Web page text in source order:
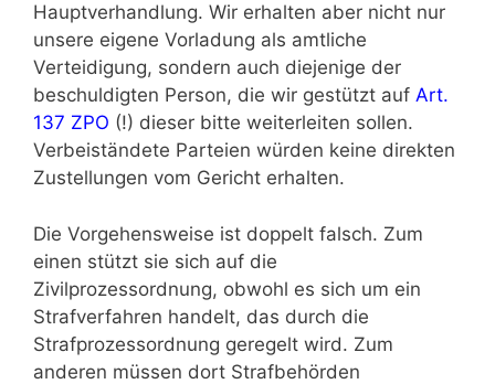
Hauptverhandlung. Wir erhalten aber nicht nur
unsere eigene Vorladung als amtliche
Verteidigung, sondern auch diejenige der
beschuldigten Person, die wir gestützt auf Art.
137 ZPO (!) dieser bitte weiterleiten sollen.
Verbeiständete Parteien würden keine direkten
Zustellungen vom Gericht erhalten.
Die Vorgehensweise ist doppelt falsch. Zum
einen stützt sie sich auf die
Zivilprozessordnung, obwohl es sich um ein
Strafverfahren handelt, das durch die
Strafprozessordnung geregelt wird. Zum
anderen müssen dort Strafbehörden